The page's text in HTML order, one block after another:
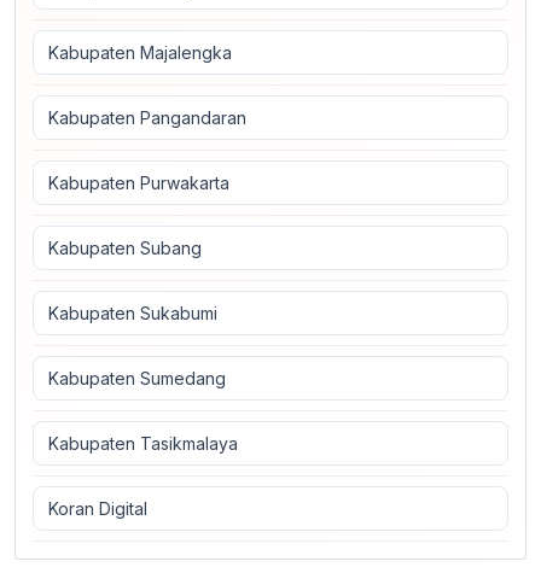
Kabupaten Majalengka
Kabupaten Pangandaran
Kabupaten Purwakarta
Kabupaten Subang
Kabupaten Sukabumi
Kabupaten Sumedang
Kabupaten Tasikmalaya
Koran Digital